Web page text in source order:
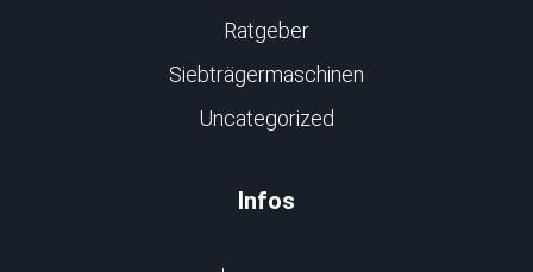
Ratgeber
Siebträgermaschinen
Uncategorized
Infos